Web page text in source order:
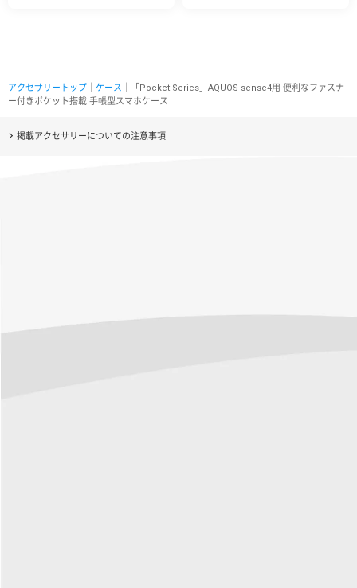
アクセサリートップ ケース ｜「Pocket Series」AQUOS sense4用 便利なファスナ
ー付きポケット搭載 手帳型スマホケース
掲載アクセサリーについての注意事項